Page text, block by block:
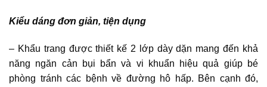
Kiểu dáng đơn giản, tiện dụng
– Khẩu trang được thiết kế 2 lớp dày dặn mang đến khả
năng ngăn cản bụi bẩn và vi khuẩn hiệu quả giúp bé
phòng tránh các bệnh về đường hô hấp. Bên cạnh đó,